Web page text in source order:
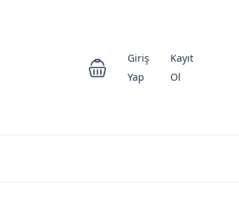
Giriş
Yap
Kayıt
Ol